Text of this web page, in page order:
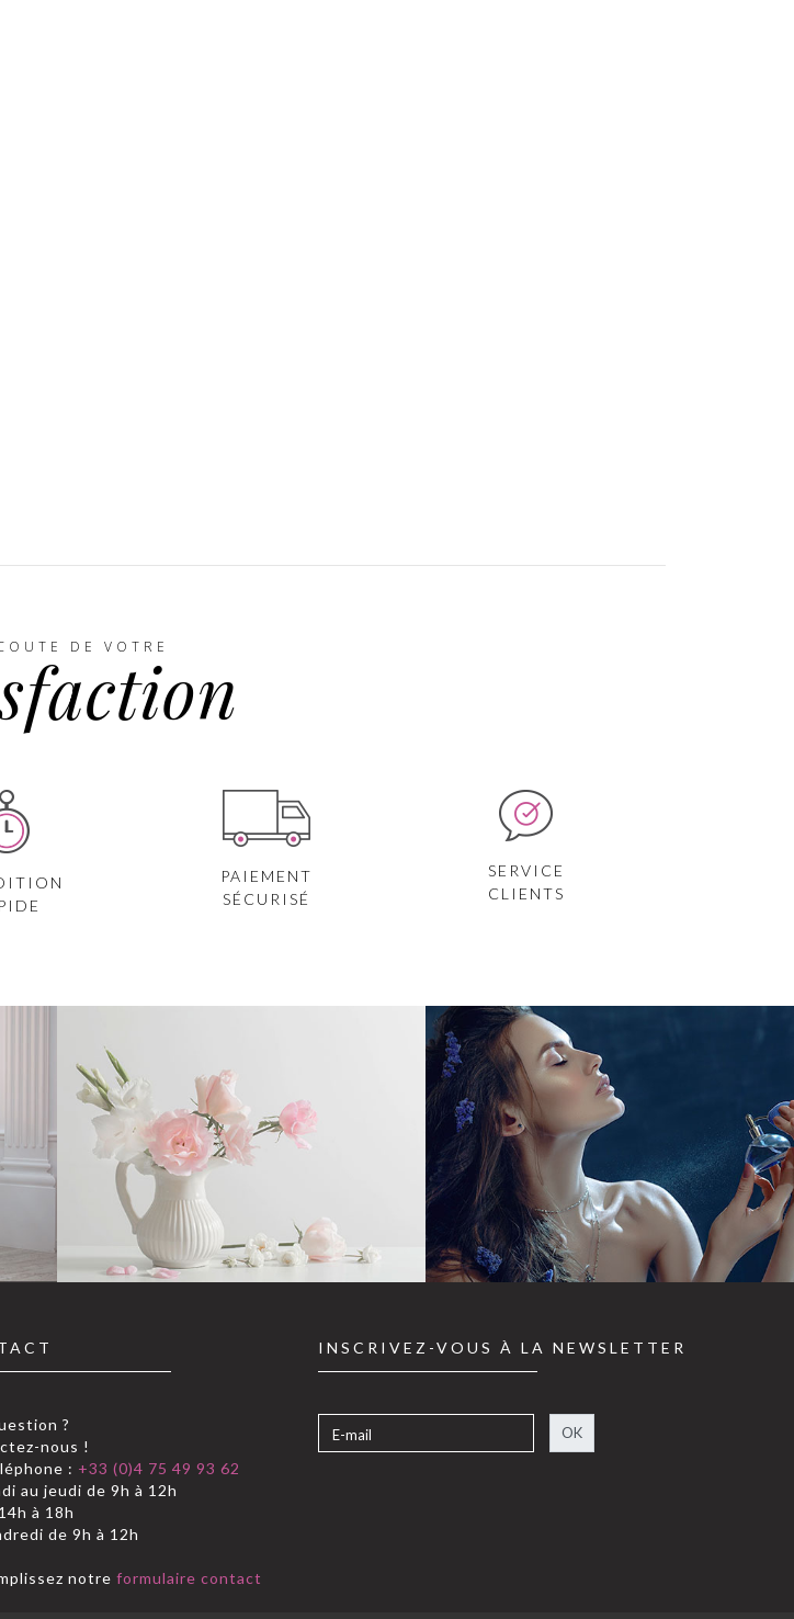
DE VOTRE
PAIEMENT
SÉCURISÉ
SERVICE
CLIENTS
?
nous !
: +33 (0)4 75 49 93 62
au jeudi de 9h à 12h
à 18h
de 9h à 12h
notre formulaire contact
INSCRIVEZ-VOUS À LA NEWSLETTER